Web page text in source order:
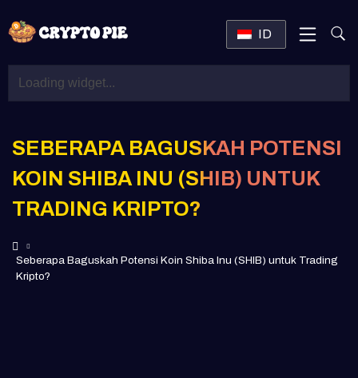
ID
SEBERAPA BAGUSKAH POTENSI
KOIN SHIBA INU (SHIB) UNTUK
TRADING KRIPTO?
Seberapa Baguskah Potensi Koin Shiba Inu (SHIB) untuk Trading
Kripto?